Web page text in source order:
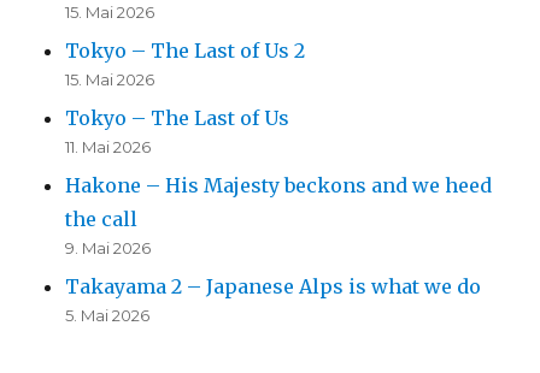
15. Mai 2026
Tokyo – The Last of Us 2
15. Mai 2026
Tokyo – The Last of Us
11. Mai 2026
Hakone – His Majesty beckons and we heed
the call
9. Mai 2026
Takayama 2 – Japanese Alps is what we do
5. Mai 2026